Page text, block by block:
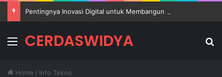
MenuCERDASWIDYA
Home / Info Tekno